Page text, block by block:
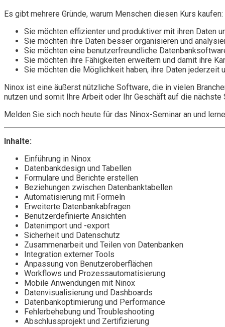
Es gibt mehrere Gründe, warum Menschen diesen Kurs kaufen:
Sie möchten effizienter und produktiver mit ihren Daten
Sie möchten ihre Daten besser organisieren und
Sie möchten eine benutzerfreundliche
Sie möchten ihre Fähigkeiten erweitern und damit ihre
Sie möchten die Möglichkeit haben, ihre Daten jederzeit
Ninox ist eine äußerst nützliche Software, die in vielen
nutzen und somit Ihre Arbeit oder Ihr Geschäft auf die nächste
Melden Sie sich noch heute für das Ninox-Seminar an und
Inhalte:
Einführung in Ninox
Datenbankdesign und Tabellen
Formulare und Berichte erstellen
Beziehungen zwischen Datenbanktabellen
Automatisierung mit Formeln
Erweiterte Datenbankabfragen
Benutzerdefinierte Ansichten
Datenimport und -export
Sicherheit und Datenschutz
Zusammenarbeit und Teilen von Datenbanken
Integration externer Tools
Anpassung von Benutzeroberflächen
Workflows und Prozessautomatisierung
Mobile Anwendungen mit Ninox
Datenvisualisierung und Dashboards
Datenbankoptimierung und Performance
Fehlerbehebung und Troubleshooting
Abschlussprojekt und Zertifizierung